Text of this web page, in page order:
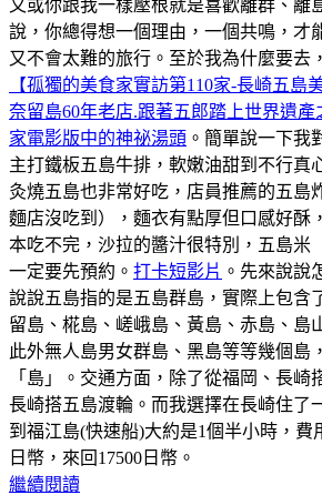
又或你跟我一樣壓根就是喜歡離群、離
說，你總得想一個理由，一個共鳴，才
又不會太難的旅行。至於我為什麼要去
【孤獨的美食家實訪第110家-長崎五島
奈留島60年老店.跟著五郎踏上世界遺
家電影版中的神祕湯頭 。簡單說一下我
主打鐵板五島牛排，軟嫩油甜到不行真
灸燒五島也非常好吃，店員推薦的五島
麵店沒吃到），麵衣有點厚但口感好酥
本吃不完，沙拉的醬汁很特別，五島米
一定要先預約。 打卡短影片 。先來說說
說說五島指的是五島群島，實際上包含
留島、椛島、嵯峨島、黃島、赤島、島
此外無人島男女群島、黑島等等幾個島
「島」。交通方面，除了從福岡、長崎
長崎搭五島渡輪。而我選擇在長崎住了
到福江島(快速船)大約是1個半小時，費
日幣，來回17500日幣。
繼續閱讀